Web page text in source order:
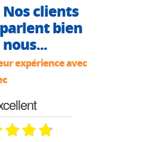
Nos clients
parlent bien
expérience avec